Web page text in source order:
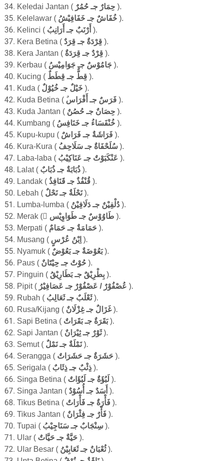
Keledai Jantan ( حِمَارٌ جـ حُمُرٌ ).
Kelelawar ( خُفَاشٌ جـخَفَافِيْش
).
Kelinci ( أَرْنَبٌ جـ أَرَانِبُ ).
Kera Betina ( قِرْدَةٌ جـ قِرَدٌ
).
Kera Jantan ( قِرْدٌ جـ قِرَدَةٌ
).
Kerbau ( جَامُوْسٌ جـ جَوَامِيْسُ ).
Kucing ( قِطٌّ جـ قِطَطٌ ).
Kuda ( خَيْلٌ جـ خُيُوْلٌ ).
Kuda Betina (
فَرَسٌ جـ أَفْرَاس
).
Kuda Jantan ( حِصَانٌ جـ حُصُنٌ ).
Kumbang ( خُنْفَسَاءُ جـخَنَافِسُ ).
Kupu-kupu ( فَرَا شَةٌ جـ فَرَا شٌ
).
Kura-Kura ( سُلَحْفَاةٌ جـ سَلَاحِفُ ).
Laba-laba ( عَنْكَبَوْتٌ جـ عَنَاكِيْبُ
).
Lalat( ذُبَابَةٌ جـ ذُبَابٌ
).
Landak ( قُنْفُذٌ جـ قَنَافِذُ
).
Lebah ( نَحْلَةٌ جـ نَحْلٌ
).
Lumba-lumba ( دُلْفِيْنٌ جـ دَلَافِيْن
).
Merak ( ُ طَاوُوْسٌ جـطَوَاوِيْس
).
Merpati ( حَمَامَةٌ جـ حَمَامٌ ).
Musang ( اِبْنُ عُرْسٍ ).
Nyamuk ( بَعُوْضَةٌ جـ بَعُوْضٌ
).
Paus ( حُوْتٌ جـ حِيْتَانٌ ).
Pinguin ( بِطْرِيْقٌ جـ بَطَارِيْقُ ).
Pipit ( عُصْفُوْرٌ / عَصْفُوْرٌ جـ عَصَافِيْرُ
).
Rubah ( ثَعْلَبٌ جـثَعَالِبُ).
Rusa/Kijang ( غَزَالجـ غِزْلَانٌ).
Sapi Betina ( بَقَرَةٌ جـ بَقَرَاتٌ
).
Sapi Jantan ( ثَوْرٌ جـ ثِيْرَانٌ).
Semut( نَمْلَةٌ جـ نَمْلٌ
).
Serangga (
حَشَرَةٌ جـحَشَرَاتٌ
).
Serigala ( ذِئْبٌ جـ ذِئَابٌ ).
Singa Betina ( لَبُؤَةٌ جـ لَبُؤَاتٌ
).
Singa Jantan ( أَسَدٌ جـ أُسُوْدٌ ).
Tikus Betina (
).
Tikus Jantan ( فَأْرٌ جـ فِئْرَانٌ ).
Tupai ( سِنْجَابٌ جـسَنَاجِيْبُ
).
Ular ( حَيَّةٌ جـ حَيَّاتٌ ).
Ular Besar ( ثُعْبَانٌ جـ ثَعَابِيْنُ).